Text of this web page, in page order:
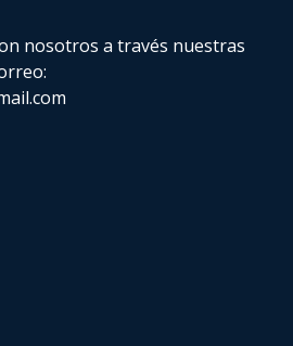
nosotros a través nuestras